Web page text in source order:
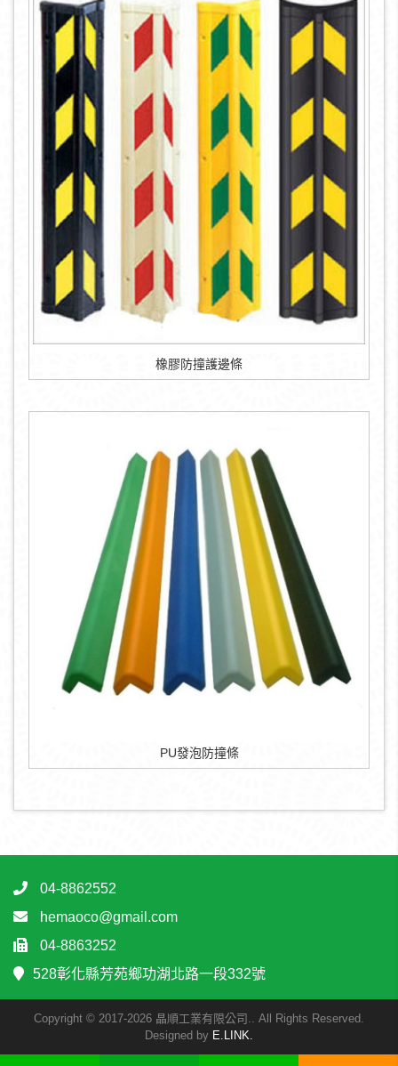
橡膠防撞護邊條
PU發泡防撞條
04-8862552
hemaoco@gmail.com
04-8863252
528彰化縣芳苑鄉功湖北路一段332號
Copyright © 2017-2026 晶順工業有限公司.. All Rights Reserved.
Designed by E.LINK.